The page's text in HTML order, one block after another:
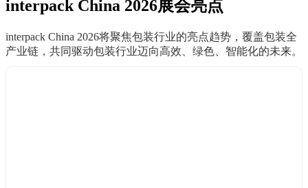
interpack China 2026展会亮点
interpack China 2026将聚焦包装行业的亮点趋势，覆盖包装全
产业链，共同驱动包装行业迈向高效、绿色、智能化的未来。